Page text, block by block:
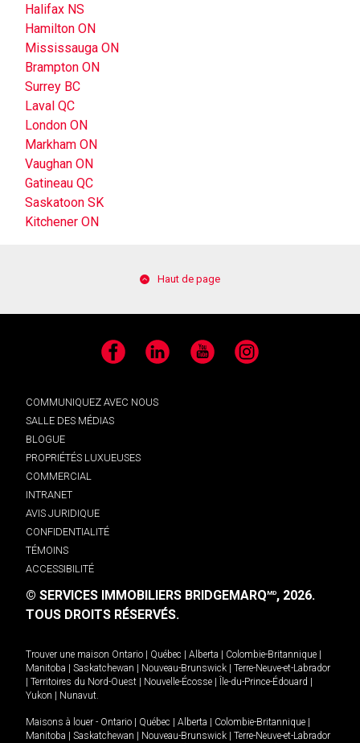
Halifax NS
Hamilton ON
Mississauga ON
Brampton ON
Surrey BC
Laval QC
London ON
Markham ON
Vaughan ON
Gatineau QC
Saskatoon SK
Kitchener ON
Haut de page
Facebook LinkedIn YouTube Instagram
COMMUNIQUEZ AVEC NOUS
SALLE DES MÉDIAS
BLOGUE
PROPRIÉTÉS LUXUEUSES
COMMERCIAL
INTRANET
AVIS JURIDIQUE
CONFIDENTIALITÉ
TÉMOINS
ACCESSIBILITÉ
© SERVICES IMMOBILIERS BRIDGEMARQMD, 2026.
TOUS DROITS RÉSERVÉS.
Trouver une maison Ontario Québec Alberta Colombie-Britannique
Manitoba
Saskatchewan Nouveau-Brunswick
Terre-Neuve-et-Labrador
Territoires du Nord-Ouest Nouvelle-Écosse Île-du-Prince-Édouard
Yukon
Nunavut.
Maisons à louer - Ontario Québec Alberta Colombie-Britannique
Manitoba
Saskatchewan Nouveau-Brunswick
Terre-Neuve-et-Labrador